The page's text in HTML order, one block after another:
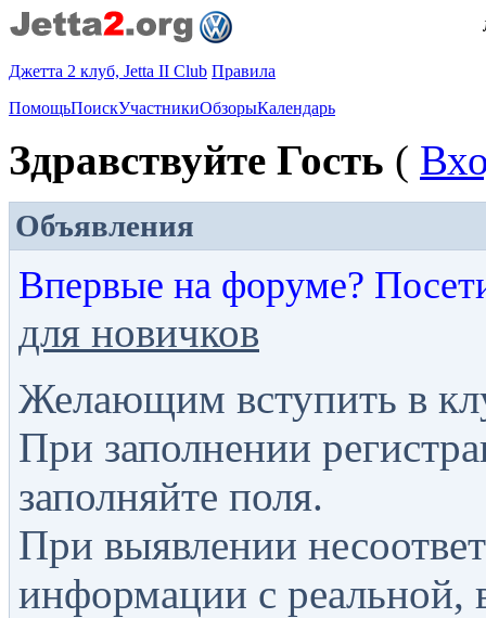
Джетта 2 клуб, Jetta II Club Правила
ПомощьПоискУчастникиОбзорыКалендарь
Здравствуйте Гость (
Объявления
Впервые на форуме?
для новичков
Желающим вступить в
При заполнении
заполняйте поля.
При выявлении
информации с реальной,